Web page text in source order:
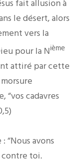
fait allusion à
le désert, alors
vers la
pour la Nième
attiré par cette
“vos cadavres
“Nous avons
toi.